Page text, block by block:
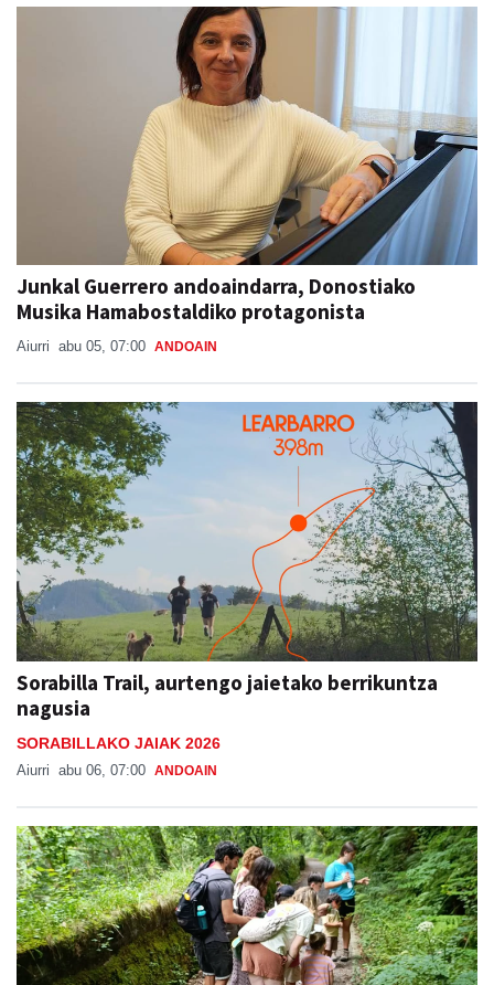
Junkal Guerrero andoaindarra, Donostiako
Musika Hamabostaldiko protagonista
Aiurri abu 05, 07:00 ANDOAIN
Sorabilla Trail, aurtengo jaietako berrikuntza
nagusia
SORABILLAKO JAIAK 2026
Aiurri abu 06, 07:00 ANDOAIN